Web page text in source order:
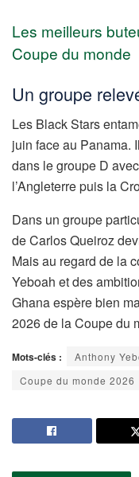
Les meilleurs
Coupe du monde
Un groupe
Les Black Stars
juin face au Panama.
dans le groupe D
l’Angleterre puis la
Dans un groupe
de Carlos Queiroz
Mais au regard de la
Yeboah et des
Ghana espère bien
2026 de la Coupe du
Mots-clés : Anthony
Coupe du monde 2026